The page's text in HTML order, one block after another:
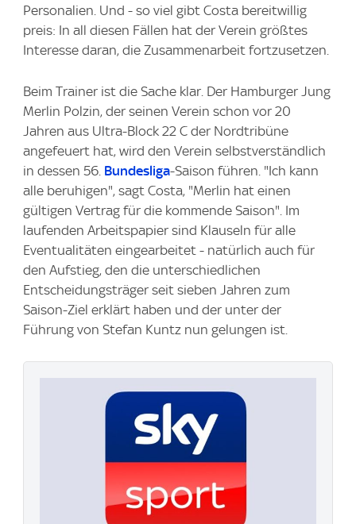
Personalien. Und - so viel gibt Costa bereitwillig
preis: In all diesen Fällen hat der Verein größtes
Interesse daran, die Zusammenarbeit fortzusetzen.
Beim Trainer ist die Sache klar. Der Hamburger Jung
Merlin Polzin, der seinen Verein schon vor 20
Jahren aus Ultra-Block 22 C der Nordtribüne
angefeuert hat, wird den Verein selbstverständlich
in dessen 56. Bundesliga-Saison führen. "Ich kann
alle beruhigen", sagt Costa, "Merlin hat einen
gültigen Vertrag für die kommende Saison". Im
laufenden Arbeitspapier sind Klauseln für alle
Eventualitäten eingearbeitet - natürlich auch für
den Aufstieg, den die unterschiedlichen
Entscheidungsträger seit sieben Jahren zum
Saison-Ziel erklärt haben und der unter der
Führung von Stefan Kuntz nun gelungen ist.